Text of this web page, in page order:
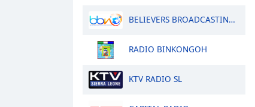
BELIEVERS BROADCASTING NETWORK SL
RADIO BINKONGOH
KTV RADIO SL